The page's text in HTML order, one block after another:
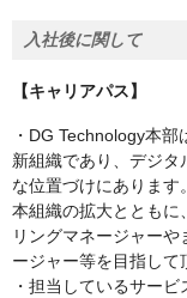
入社後に関して
【キャリアパス】
・DG Technology本
新組織であり、デジ
な位置づけにあります。
本組織の拡大とともに
リングマネージャー
ージャー等を目指して
・担当しているサー